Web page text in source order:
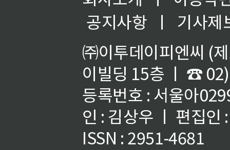
공지사항
ㅣ
기사제
㈜이투데이피엔씨 (
이빌딩 15층 ㅣ ☎
등록번호 : 서울아
인 : 김상우 ㅣ 편집인
ISSN : 2951-4681